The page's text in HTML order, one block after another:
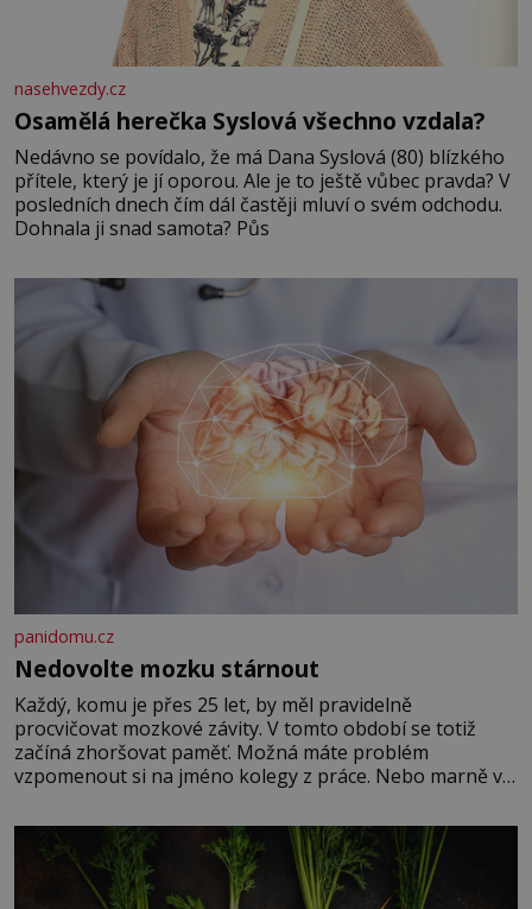
nasehvezdy.cz
Osamělá herečka Syslová všechno vzdala?
Nedávno se povídalo, že má Dana Syslová (80) blízkého
přítele, který je jí oporou. Ale je to ještě vůbec pravda? V
posledních dnech čím dál častěji mluví o svém odchodu.
Dohnala ji snad samota? Půs
panidomu.cz
Nedovolte mozku stárnout
Každý, komu je přes 25 let, by měl pravidelně
procvičovat mozkové závity. V tomto období se totiž
začíná zhoršovat paměť. Možná máte problém
vzpomenout si na jméno kolegy z práce. Nebo marně v
Je to opravdu tak, s věkem jako kdyby se paměť
rozhodla stávkovat. Cvičte